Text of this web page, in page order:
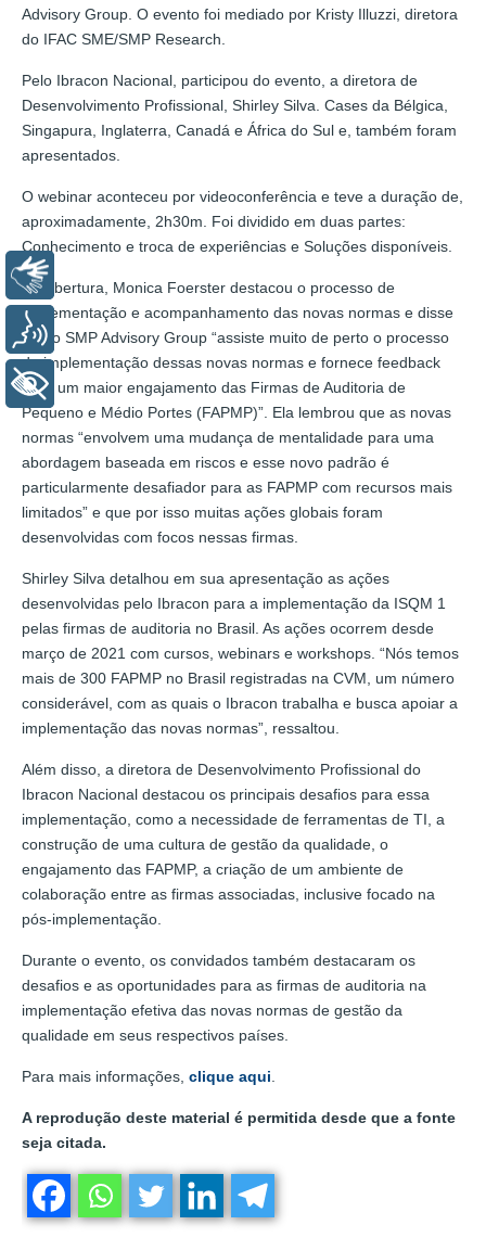
Advisory Group. O evento foi mediado por Kristy Illuzzi, diretora
do IFAC SME/SMP Research.
Pelo Ibracon Nacional, participou do evento, a diretora de
Desenvolvimento Profissional, Shirley Silva. Cases da Bélgica,
Singapura, Inglaterra, Canadá e África do Sul e, também foram
apresentados.
O webinar aconteceu por videoconferência e teve a duração de,
aproximadamente, 2h30m. Foi dividido em duas partes:
Conhecimento e troca de experiências e Soluções disponíveis.
Na abertura, Monica Foerster destacou o processo de
implementação e acompanhamento das novas normas e disse
que o SMP Advisory Group “assiste muito de perto o processo
de implementação dessas novas normas e fornece feedback
para um maior engajamento das Firmas de Auditoria de
Pequeno e Médio Portes (FAPMP)”. Ela lembrou que as novas
normas “envolvem uma mudança de mentalidade para uma
abordagem baseada em riscos e esse novo padrão é
particularmente desafiador para as FAPMP com recursos mais
limitados” e que por isso muitas ações globais foram
desenvolvidas com focos nessas firmas.
Shirley Silva detalhou em sua apresentação as ações
desenvolvidas pelo Ibracon para a implementação da ISQM 1
pelas firmas de auditoria no Brasil. As ações ocorrem desde
março de 2021 com cursos, webinars e workshops. “Nós temos
mais de 300 FAPMP no Brasil registradas na CVM, um número
considerável, com as quais o Ibracon trabalha e busca apoiar a
implementação das novas normas”, ressaltou.
Além disso, a diretora de Desenvolvimento Profissional do
Ibracon Nacional destacou os principais desafios para essa
implementação, como a necessidade de ferramentas de TI, a
construção de uma cultura de gestão da qualidade, o
engajamento das FAPMP, a criação de um ambiente de
colaboração entre as firmas associadas, inclusive focado na
pós-implementação.
Durante o evento, os convidados também destacaram os
desafios e as oportunidades para as firmas de auditoria na
implementação efetiva das novas normas de gestão da
qualidade em seus respectivos países.
Para mais informações, clique aqui
A reprodução deste material é permitida desde que a fonte
seja citada.
Voz
+ Acessibilidade